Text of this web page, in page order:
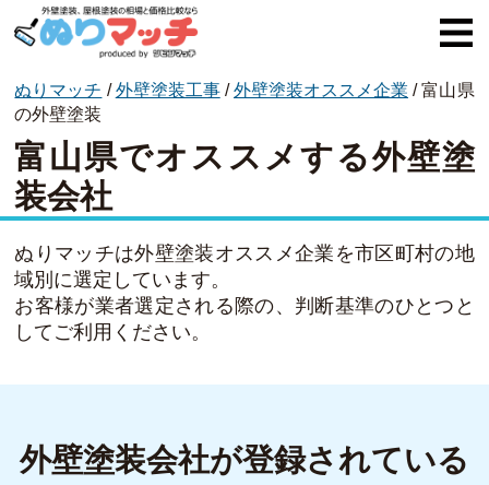
ぬりマッチとは
オススメ企業
費用と相場
外壁塗装
屋根塗装
ぬりマッチ /外壁塗装工事/外壁塗装オススメ企業 /富山県
の外壁塗装
富山県でオススメする外壁塗
装会社
ぬりマッチは外壁塗装オススメ企業を市区町村の地
域別に選定しています。
お客様が業者選定される際の、判断基準のひとつと
してご利用ください。
外壁塗装会社が登録されている